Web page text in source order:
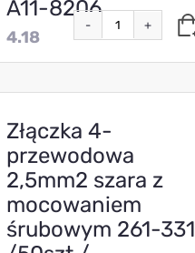
A11-8206
4.18
- +
Złączka 4-
przewodowa
2,5mm2 szara z
mocowaniem
śrubowym 261-331